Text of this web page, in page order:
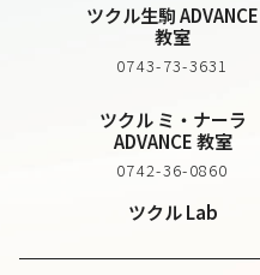
ツクル生駒 ADVANCE
教室
0743-73-3631
ツクル ミ・ナーラ
ADVANCE 教室
0742-36-0860
ツクル Lab